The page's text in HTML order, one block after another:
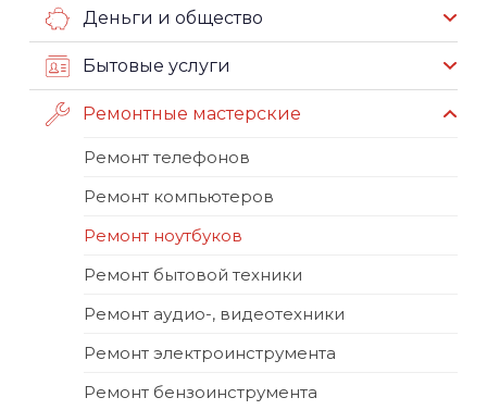
Деньги и общество
Бытовые услуги
Ремонтные мастерские
Ремонт телефонов
Ремонт компьютеров
Ремонт ноутбуков
Ремонт бытовой техники
Ремонт аудио-, видеотехники
Ремонт электроинструмента
Ремонт бензоинструмента